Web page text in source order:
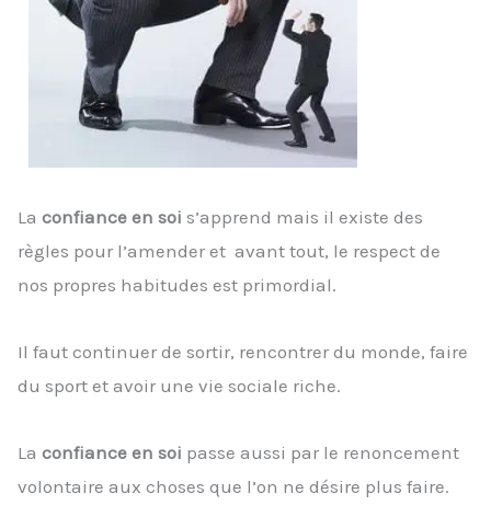
La confiance en soi s’apprend mais il existe des
règles pour l’amender et avant tout, le respect de
nos propres habitudes est primordial.
Il faut continuer de sortir, rencontrer du monde, faire
du sport et avoir une vie sociale riche.
La confiance en soi passe aussi par le renoncement
volontaire aux choses que l’on ne désire plus faire.